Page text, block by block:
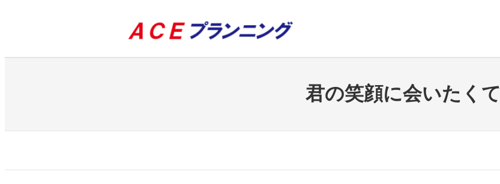
キ
君の笑顔に会いたくて